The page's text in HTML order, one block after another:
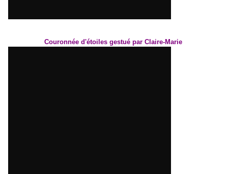
Couronnée d'étoiles gestué par Claire-Marie